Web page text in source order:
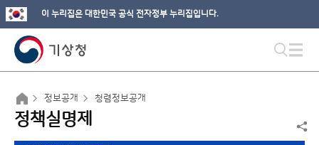
이 누리집은 대한민국 공식 전자정부 누리집입니다.
정보공개 청렴정보공개
정책실명제